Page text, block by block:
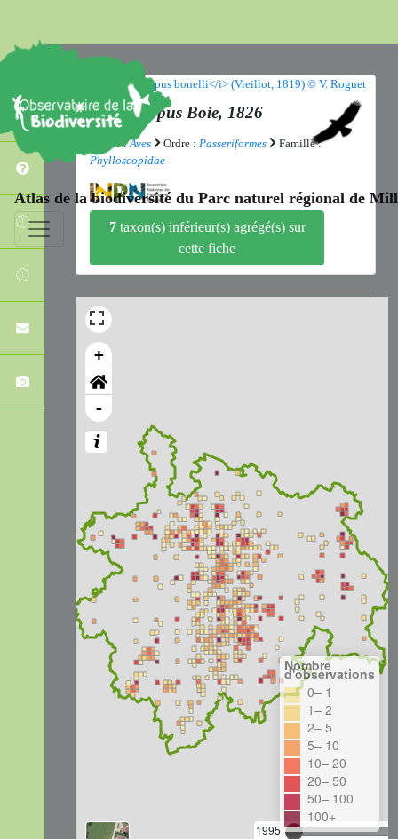
Atlas de la biodiversité du Parc naturel régional de
Phylloscopus Boie, 1826
Classe :Aves Ordre : Passeriformes
Famille :
Phylloscopidae
7 taxon(s) inférieur(s) agrégé(s) sur
cette fiche
+
-
1995
Nombre
d'observations
0– 1
1– 2
2– 5
5– 10
10– 20
20– 50
50– 100
100+